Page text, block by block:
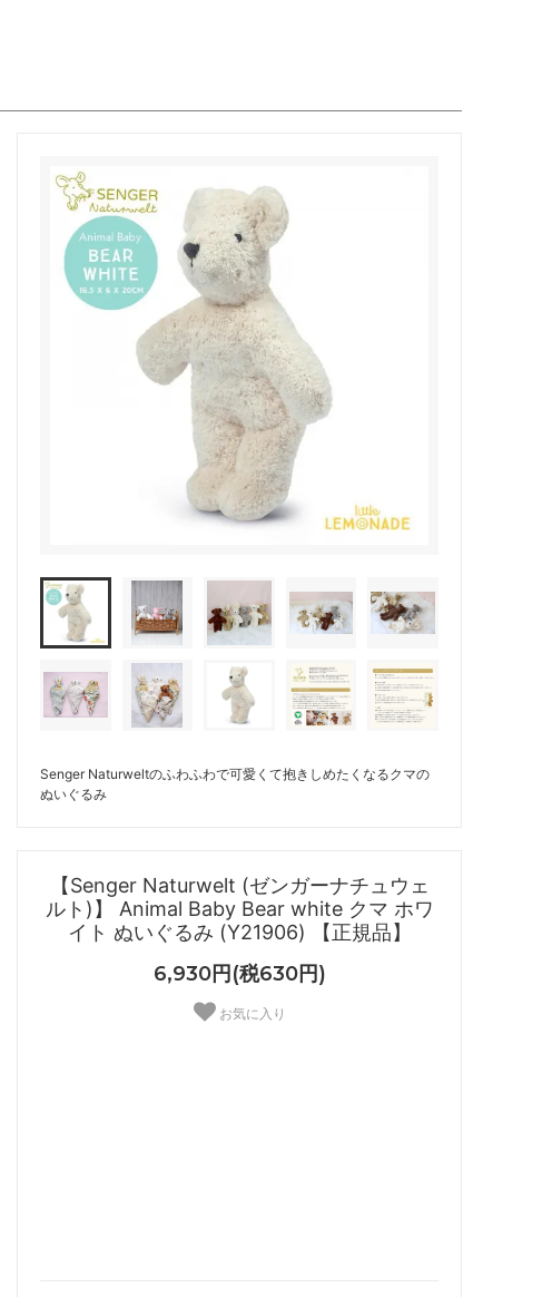
Senger Naturweltのふわふわで可愛くて抱きしめたくなるクマの
ぬいぐるみ
【Senger Naturwelt (ゼンガーナチュウェ
ルト)】 Animal Baby Bear white クマ ホワ
イト ぬいぐるみ (Y21906) 【正規品】
6,930円(税630円)
お気に入り